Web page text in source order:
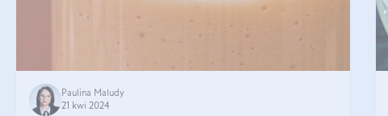
Paulina Maludy
21 kwi 2024